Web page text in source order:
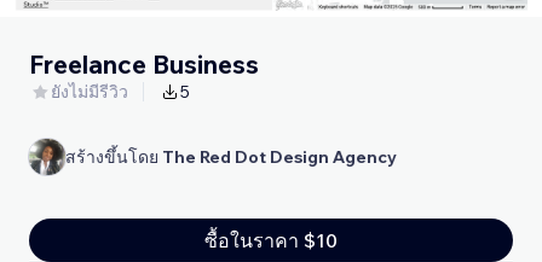
Freelance Business
ยังไม่มีรีวิว 5
สร้างขึ้นโดย The Red Dot Design Agency
ซื้อในราคา $10